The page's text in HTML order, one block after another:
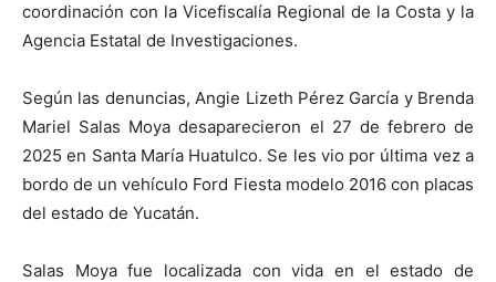
coordinación con la Vicefiscalía Regional de la Costa y la
Agencia Estatal de Investigaciones.
Según las denuncias, Angie Lizeth Pérez García y Brenda
Mariel Salas Moya desaparecieron el 27 de febrero de
2025 en Santa María Huatulco. Se les vio por última vez a
bordo de un vehículo Ford Fiesta modelo 2016 con placas
del estado de Yucatán.
Salas Moya fue localizada con vida en el estado de